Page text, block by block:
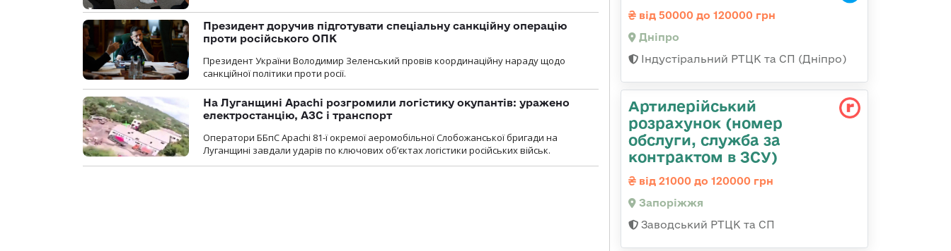
Президент доручив підготувати спеціальну санкційну операцію
проти російського ОПК
Президент України Володимир Зеленський провів координаційну нараду щодо
санкційної політики проти росії.
На Луганщині Apachi розгромили логістику окупантів: уражено
електростанцію, АЗС і транспорт
Оператори ББпС Apachi 81-ї окремої аеромобільної Слобожанської бригади на
Луганщині завдали ударів по ключових об’єктах логістики російських військ.
від 50000 до 120000 грн
Дніпро
Індустіральний РТЦК та СП (Дніпро)
Артилерійський
розрахунок (номер
обслуги, служба за
контрактом в ЗСУ)
від 21000 до 120000 грн
Запоріжжя
Заводський РТЦК та СП